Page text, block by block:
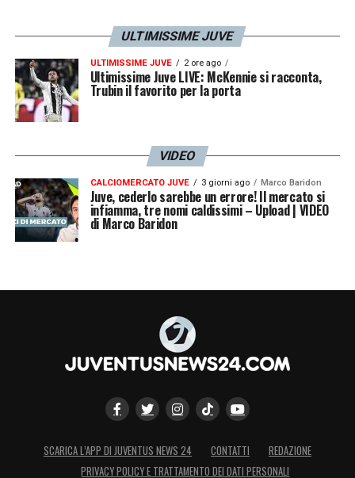
ULTIMISSIME JUVE
ULTIMISSIME JUVE 2 ore ago
Ultimissime Juve LIVE: McKennie si racconta,
Trubin il favorito per la porta
VIDEO
CALCIOMERCATO JUVE 3 giorni ago Marco Baridon
Juve, cederlo sarebbe un errore! Il mercato si
infiamma, tre nomi caldissimi – Upload | VIDEO
di Marco Baridon
SCARICA L’APP DI JUVENTUS NEWS 24 CONTATTI
REDAZIONE
PRIVACY POLICY E TRATTAMENTO DEI DATI PERSONALI